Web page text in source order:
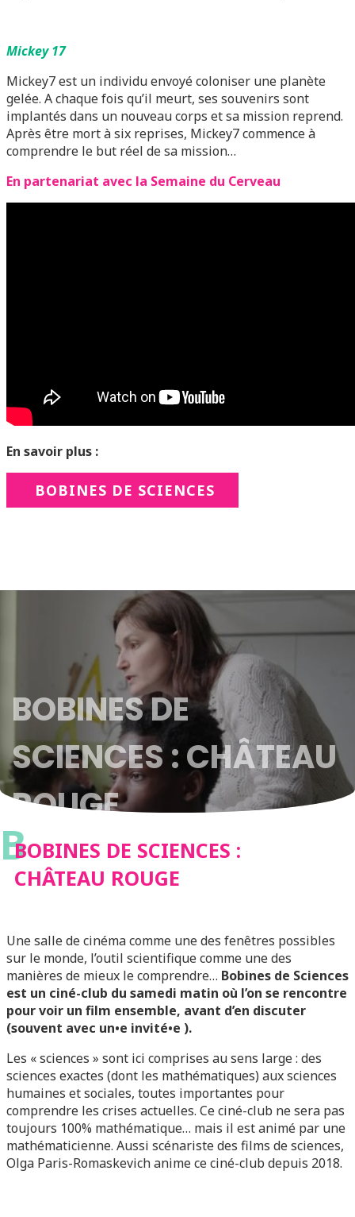
Mickey 17
Mickey7 est un individu envoyé coloniser une planète
gelée. A chaque fois qu’il meurt, ses souvenirs sont
implantés dans un nouveau corps et sa mission reprend.
Après être mort à six reprises, Mickey7 commence à
comprendre le but réel de sa mission…
En partenariat avec la Semaine du Cerveau
En savoir plus :
BOBINES DE SCIENCES
BOBINES DE
SCIENCES : CHÂTEAU
ROUGE
BBOBINES DE SCIENCES :
CHÂTEAU ROUGE
Une salle de cinéma comme une des fenêtres possibles
sur le monde, l’outil scientifique comme une des
manières de mieux le comprendre… Bobines de Sciences
est un ciné-club du samedi matin où l’on se rencontre
pour voir un film ensemble, avant d’en discuter
(souvent avec un•e invité•e ).
Les « sciences » sont ici comprises au sens large : des
sciences exactes (dont les mathématiques) aux sciences
humaines et sociales, toutes importantes pour
comprendre les crises actuelles. Ce ciné-club ne sera pas
toujours 100% mathématique… mais il est animé par une
mathématicienne. Aussi scénariste des films de sciences,
Olga Paris-Romaskevich anime ce ciné-club depuis 2018.